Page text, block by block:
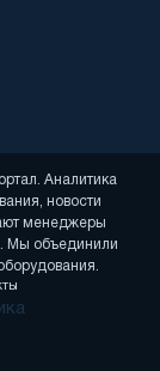
Аналитика
новости
менеджеры
Мы объединили